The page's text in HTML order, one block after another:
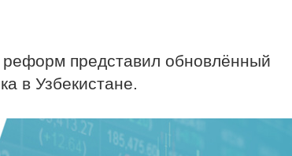
представил обновлённый
в Узбекистане.